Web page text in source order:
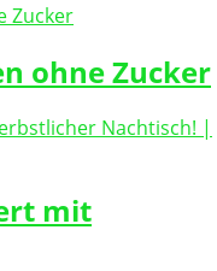
ohne Zucker
mit